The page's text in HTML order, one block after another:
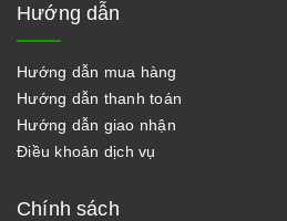
Hướng dẫn
Hướng dẫn mua hàng
Hướng dẫn thanh toán
Hướng dẫn giao nhận
Điều khoản dịch vụ
Chính sách